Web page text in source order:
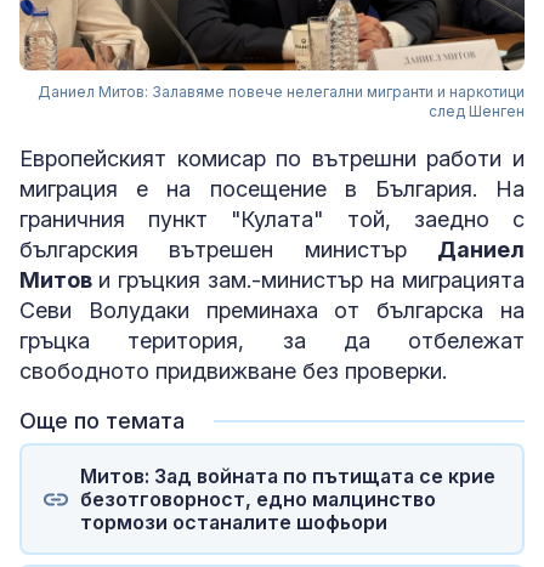
Даниел Митов: Залавяме повече нелегални мигранти и наркотици
след Шенген
Европейският комисар по вътрешни работи и
миграция е на посещение в България. На
граничния пункт "Кулата" той, заедно с
българския вътрешен министър Даниел
Митов и гръцкия зам.-министър на миграцията
Севи Волудаки преминаха от българска на
гръцка територия, за да отбележат
свободното придвижване без проверки.
Още по темата
Митов: Зад войната по пътищата се крие
безотговорност, едно малцинство
тормози останалите шофьори